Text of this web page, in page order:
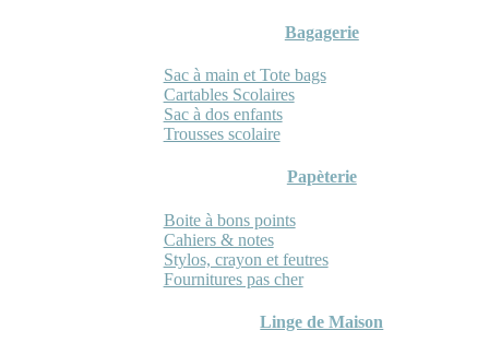
Bagagerie
Sac à main et Tote bags
Cartables Scolaires
Sac à dos enfants
Trousses scolaire
Papèterie
Boite à bons points
Cahiers & notes
Stylos, crayon et feutres
Fournitures pas cher
Linge de Maison